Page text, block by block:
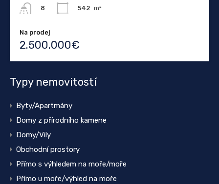
8
542 m²
Na prodej
2.500.000€
Typy nemovitostí
Byty/Apartmány
Domy z přírodního kamene
Domy/Vily
Obchodní prostory
Přímo s výhledem na moře/moře
Přímo u moře/výhled na moře